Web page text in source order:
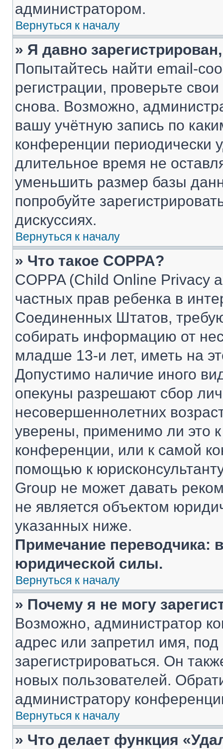
администратором.
Вернуться к началу
» Я давно
Попытайтесь найти email-
регистрации, проверьте
снова. Возможно,
вашу учётную запись по
конференции периодически
длительное время не
уменьшить размер базы
попробуйте
дискуссиях.
Вернуться к началу
» Что такое COPPA?
COPPA (Child Online Privacy
частных прав ребенка в
Соединенных Штатов,
собирать информацию от
младше 13-и лет, иметь на
Допустимо наличие иного
опекуны разрешают сбор
несовершеннолетних
уверены, применимо ли это
конференции, или к самой
помощью к
Group не может давать
не является объектом
указанных ниже.
Примечание переводчика:
юридической силы.
Вернуться к началу
» Почему я не могу
Возможно, администратор
адрес или запретил имя,
зарегистрироваться. Он
новых пользователей.
администратору
Вернуться к началу
» Что делает функция